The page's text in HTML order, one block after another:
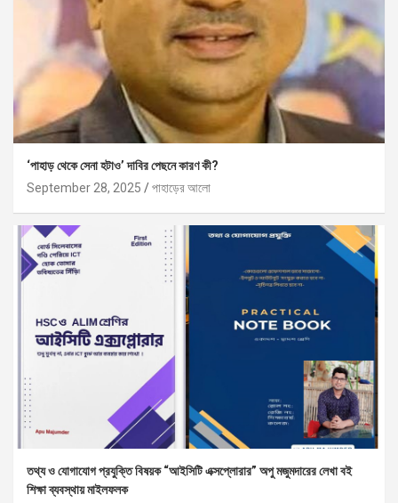
‘পাহাড় থেকে সেনা হটাও’ দাবির পেছনে কারণ কী?
September 28, 2025
পাহাড়ের আলো
তথ্য ও যোগাযোগ প্রযুক্তি বিষয়ক “আইসিটি এক্সপ্লোরার” অপু মজুমদারের লেখা বই
শিক্ষা ব্যবস্থায় মাইলফলক